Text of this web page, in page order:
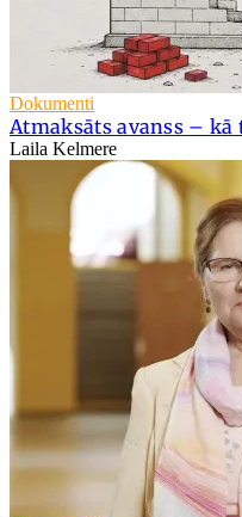
Dokumenti
Atmaksāts avanss – kā
Laila Kelmere